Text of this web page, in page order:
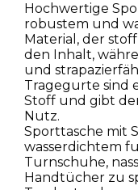
Hochwertige
robustem und
Material, der
den Inhalt,
und
Tragegurte sind
Stoff und gibt
Nutz.
Sporttasche mit
wasserdichtem
Turnschuhe,
Handtücher zu